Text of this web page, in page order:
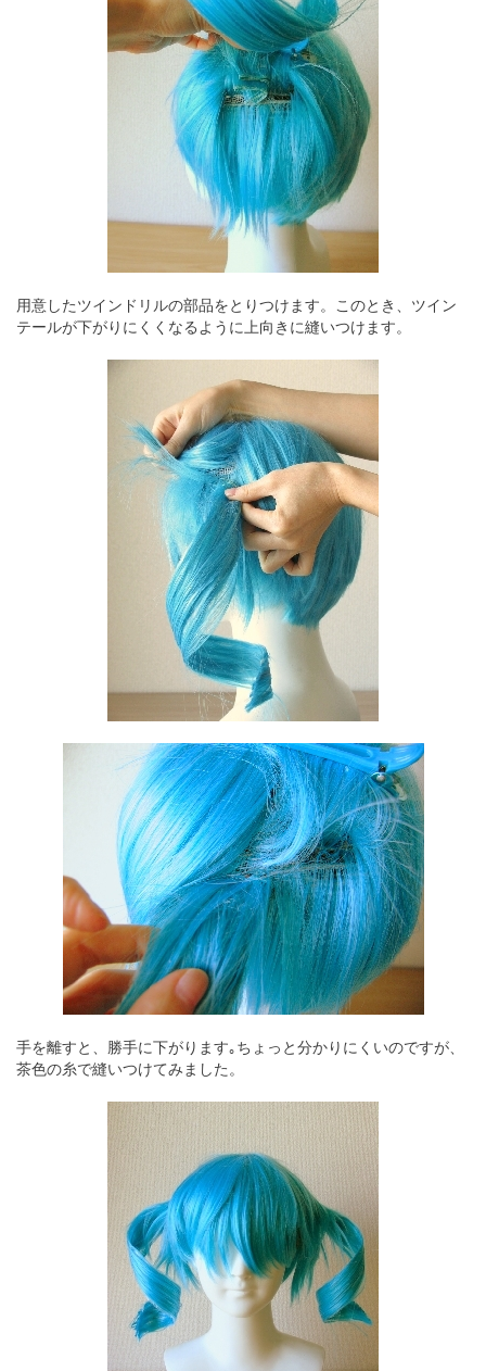
用意したツインドリルの部品をとりつけます。このとき、ツイン
テールが下がりにくくなるように上向きに縫いつけます。
手を離すと、勝手に下がります｡ちょっと分かりにくいのですが、
茶色の糸で縫いつけてみました。